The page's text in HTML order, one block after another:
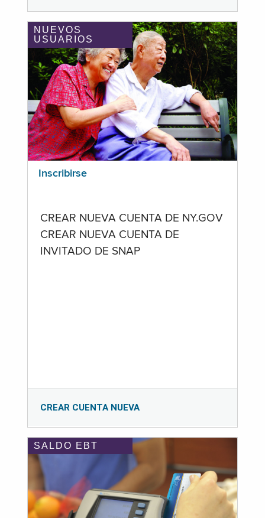
NUEVOS
USUARIOS
Inscribirse
CREAR NUEVA CUENTA DE NY.GOV
CREAR NUEVA CUENTA DE
INVITADO DE SNAP
CREAR CUENTA NUEVA
SALDO EBT